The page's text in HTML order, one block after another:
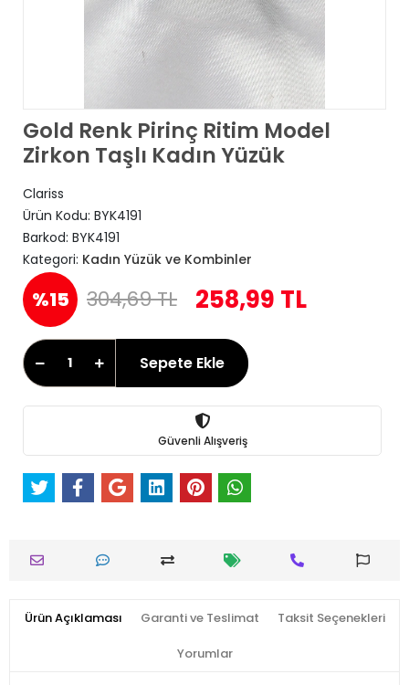
Gold Renk Pirinç Ritim Model
Zirkon Taşlı Kadın Yüzük
Clariss
Ürün Kodu: BYK4191
Barkod: BYK4191
Kategori: Kadın Yüzük ve Kombinler
%15 304,69 TL 258,99 TL
Sepete Ekle
Güvenli Alışveriş
Ürün Açıklaması Garanti ve Teslimat Taksit Seçenekleri
Yorumlar